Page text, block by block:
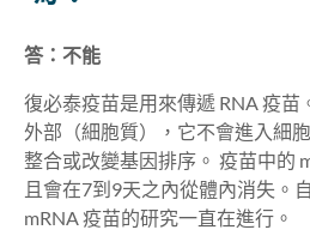
答：不能
復必泰疫苗是用來傳遞 RNA 疫苗
外部（細胞質），它不會進入細
整合或改變基因排序。 疫苗中的
且會在7到9天之內從體內消失。
mRNA 疫苗的研究一直在進行。